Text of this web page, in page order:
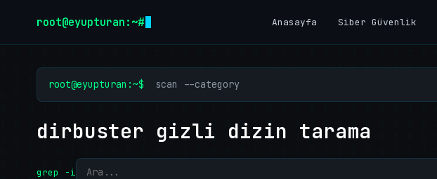
root@eyupturan:~# Anasayfa Siber Güvenlik
root@eyupturan:~$ scan --category
dirbuster gizli dizin tarama
grep -i